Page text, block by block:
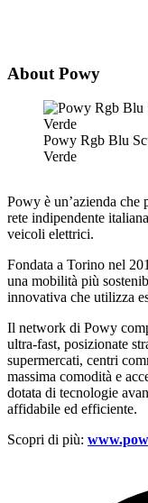
About Powy
Powy Rgb Blu
Verde
Powy è un’azienda che
rete indipendente
veicoli elettrici.
Fondata a Torino nel
una mobilità più
innovativa che utilizza
Il network di Powy
ultra-fast, posizionate
supermercati, centri
massima comodità e
dotata di tecnologie
affidabile ed efficiente.
Scopri di più: